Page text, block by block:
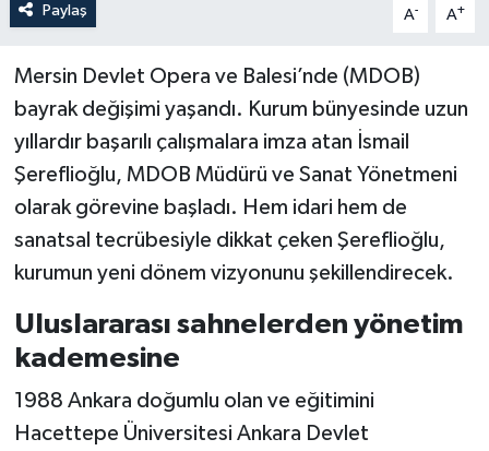
Paylaş A- A+
Mersin Devlet Opera ve Balesi’nde (MDOB)
bayrak değişimi yaşandı. Kurum bünyesinde uzun
yıllardır başarılı çalışmalara imza atan İsmail
Şereflioğlu, MDOB Müdürü ve Sanat Yönetmeni
olarak görevine başladı. Hem idari hem de
sanatsal tecrübesiyle dikkat çeken Şereflioğlu,
kurumun yeni dönem vizyonunu şekillendirecek.
Uluslararası sahnelerden yönetim
kademesine
1988 Ankara doğumlu olan ve eğitimini
Hacettepe Üniversitesi Ankara Devlet